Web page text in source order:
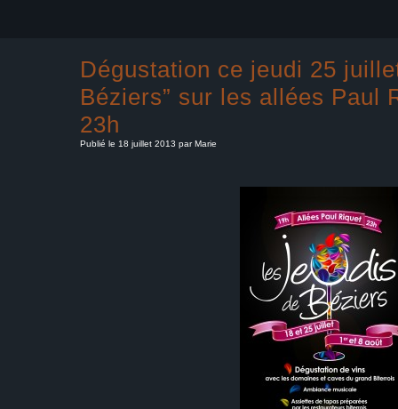
Dégustation ce jeudi 25
Béziers” sur les allées Paul
23h
Publié le 18 juillet 2013 par Marie